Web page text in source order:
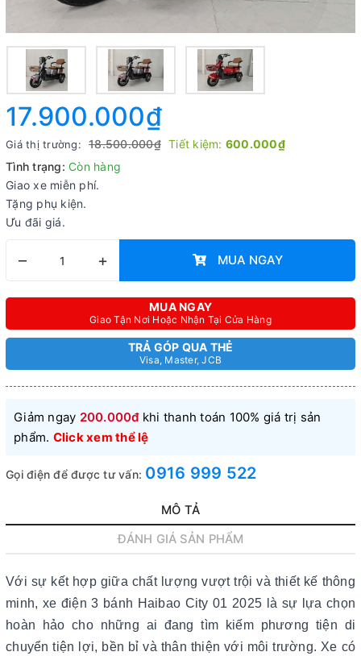
17.900.000₫
Giá thị trường: 18.500.000₫ Tiết kiệm: 600.000₫
Tình trạng: Còn hàng
Giao xe miễn phí.
Tặng phụ kiện.
Ưu đãi giá.
– + MUA NGAY
MUA NGAY
Giao Tận Nơi Hoặc Nhận Tại Cửa Hàng
TRẢ GÓP QUA THẺ
Visa, Master, JCB
Giảm ngay 200.000đkhi thanh toán 100% giá trị sản
phẩm. Click xem thể lệ
Gọi điện để được tư vấn: 0916 999 522
MÔ TẢ
ĐÁNH GIÁ SẢN PHẨM
Với sự kết hợp giữa chất lượng vượt trội và thiết kế thông
minh, xe điện 3 bánh Haibao City 01 2025 là sự lựa chọn
hoàn hảo cho những ai đang tìm kiếm phương tiện di
chuyển tiện lợi, bền bỉ và thân thiện với môi trường. Xe có